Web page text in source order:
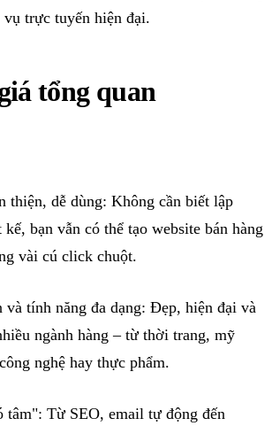
vụ trực tuyến hiện đại.
tổng quan
thiện, dễ dùng: Không cần biết lập
bạn vẫn có thể tạo websitebán hàng
vài cú clickchuột.
tính năng đa dạng: Đẹp, hiện đại và
ngành hàng – từ thời trang, mỹ
nghệ hay thực phẩm.
tâm": Từ SEO, email tự động đến